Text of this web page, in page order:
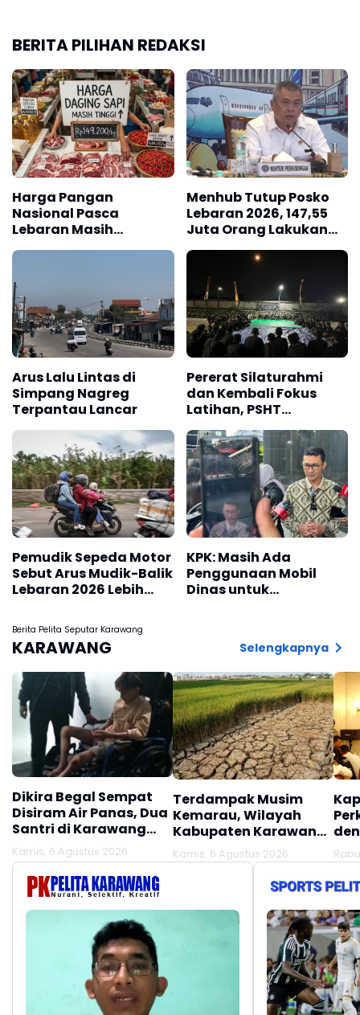
BERITA PILIHAN REDAKSI
Harga Pangan
Nasional Pasca
Lebaran Masih
Menhub Tutup Posko
Lebaran 2026, 147,55
Juta Orang Lakukan
Arus Lalu Lintas di
Simpang Nagreg
Terpantau Lancar
Pererat Silaturahmi
dan Kembali Fokus
Latihan, PSHT
Karawang Gelar Halal
Bihalal Akbar di
Padepokan Among
Rasa
Pemudik Sepeda Motor
Sebut Arus Mudik-Balik
Lebaran 2026 Lebih
KPK: Masih Ada
Penggunaan Mobil
Dinas untuk
Berita Pelita Seputar Karawang
KARAWANG Selengkapnya
Dikira Begal Sempat
Disiram Air Panas, Dua
Santri di Karawang
Terluka Akibat Aksi
Oknum Linmas
Kamis, 6 Agustus 2026
Terdampak Musim
Kemarau, Wilayah
Kabupaten Karawang
Kekeringan Makin
Meluas
Kamis, 6 Agustus 2026